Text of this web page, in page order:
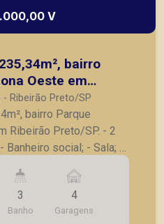
V
bairro
Oeste em
- Ribeirão Preto/SP
bairro Parque
Preto/SP. - 2
Banheiro social; - Sala; -
- Área de
- Varanda gourmet
- 4 vagas de
3
Banho
4
Garagens